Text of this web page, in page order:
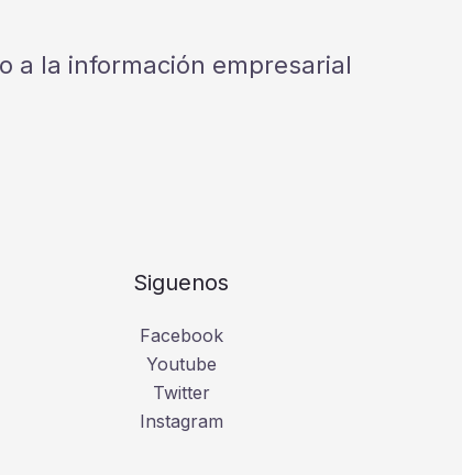
a la información empresarial
Siguenos
Facebook
Youtube
Twitter
Instagram